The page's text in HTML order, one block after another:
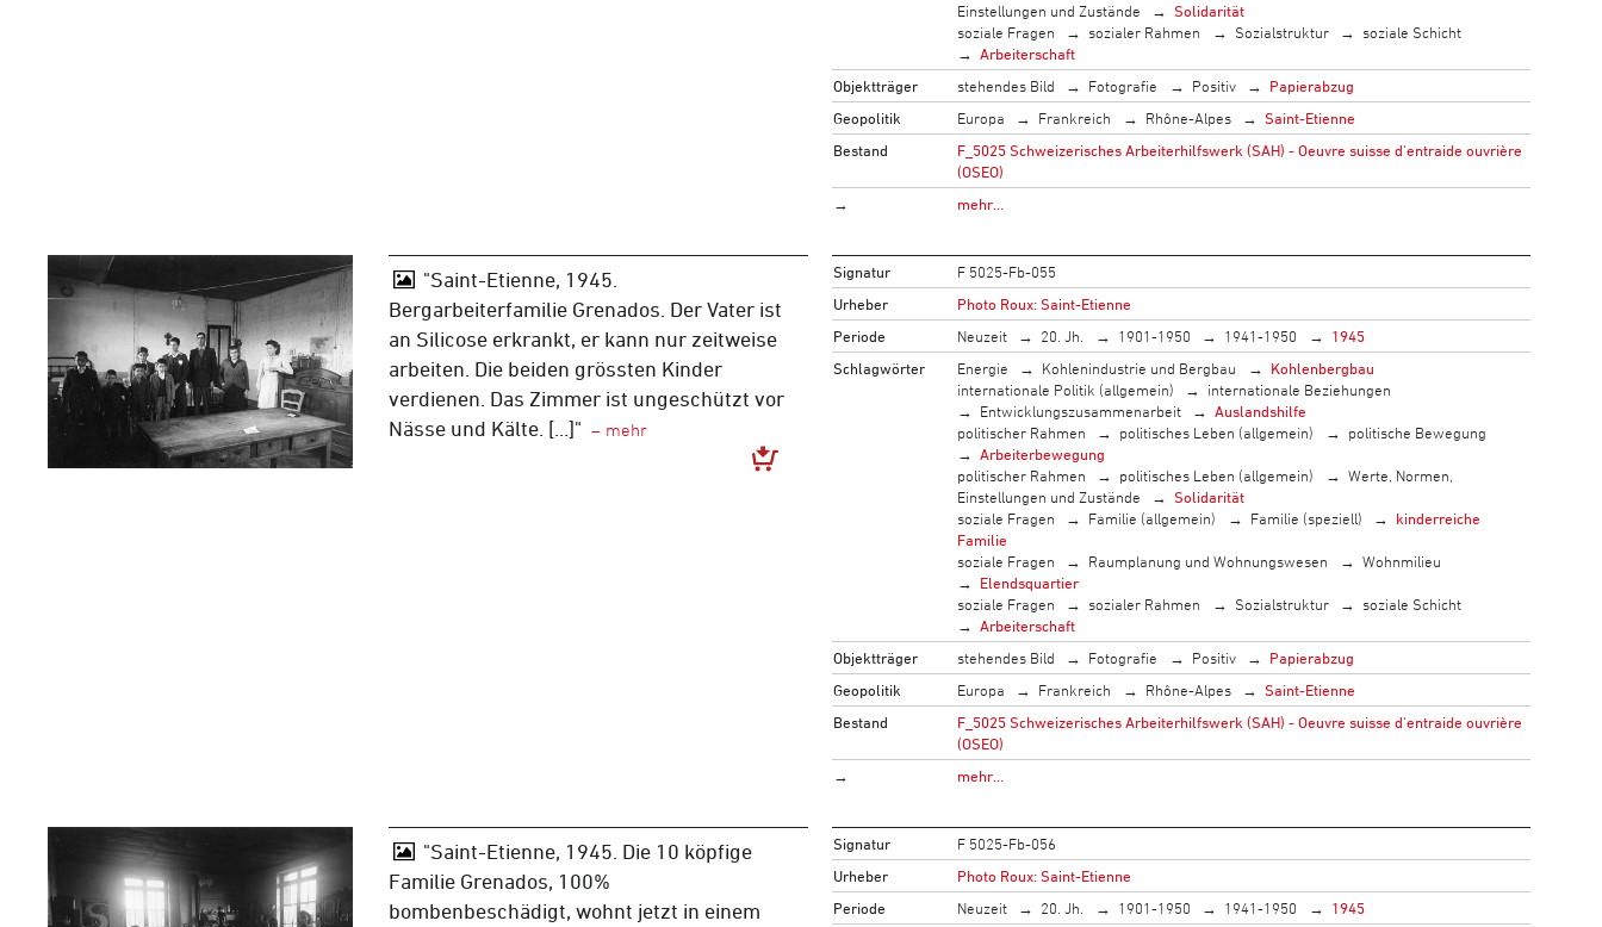
Einstellungen und Zustände
Solidarität
soziale Fragen
sozialer Rahmen Sozialstruktur
soziale Schicht
Arbeiterschaft
Objektträger
stehendes Bild Fotografie Positiv
Papierabzug
Geopolitik
Europa Frankreich Rhône-Alpes
Saint-Etienne
Bestand
F_5025 Schweizerisches Arbeiterhilfswerk (SAH) - Oeuvre suisse d'entraide ouvrière
(OSEO)
→
mehr…
"Saint-Etienne, 1945.
Bergarbeiterfamilie Grenados. Der Vater ist
an Silicose erkrankt, er kann nur zeitweise
arbeiten. Die beiden grössten Kinder
verdienen. Das Zimmer ist ungeschützt vor
Nässe und Kälte. [...]"
Signatur
F 5025-Fb-055
Urheber
Photo Roux: Saint-Etienne
Periode
Neuzeit 20. Jh. 1901-1950 1941-1950
1945
Schlagwörter
Energie Kohlenindustrie und Bergbau
Kohlenbergbau
internationale Politik (allgemein)
internationale Beziehungen
Entwicklungszusammenarbeit
Auslandshilfe
politischer Rahmen
politisches Leben (allgemein)
politische Bewegung
Arbeiterbewegung
politischer Rahmen
politisches Leben (allgemein)
Werte, Normen,
Einstellungen und Zustände
Solidarität
soziale Fragen
Familie (allgemein) Familie (speziell)
kinderreiche
Familie
soziale Fragen
Raumplanung und Wohnungswesen
Wohnmilieu
Elendsquartier
soziale Fragen
sozialer Rahmen Sozialstruktur
soziale Schicht
Arbeiterschaft
Objektträger
stehendes Bild Fotografie Positiv
Papierabzug
Geopolitik
Europa Frankreich Rhône-Alpes
Saint-Etienne
Bestand
F_5025 Schweizerisches Arbeiterhilfswerk (SAH) - Oeuvre suisse d'entraide ouvrière
(OSEO)
→
mehr…
"Saint-Etienne, 1945. Die 10 köpfige
Familie Grenados, 100%
bombenbeschädigt, wohnt jetzt in einem
Signatur
F 5025-Fb-056
Urheber
Photo Roux: Saint-Etienne
Periode
Neuzeit 20. Jh. 1901-1950 1941-1950
1945